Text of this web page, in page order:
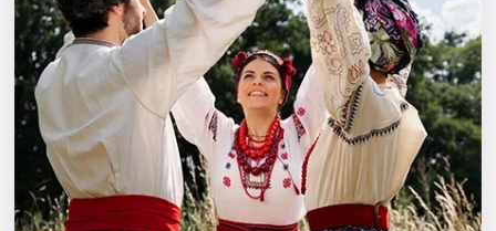
Рейтинги